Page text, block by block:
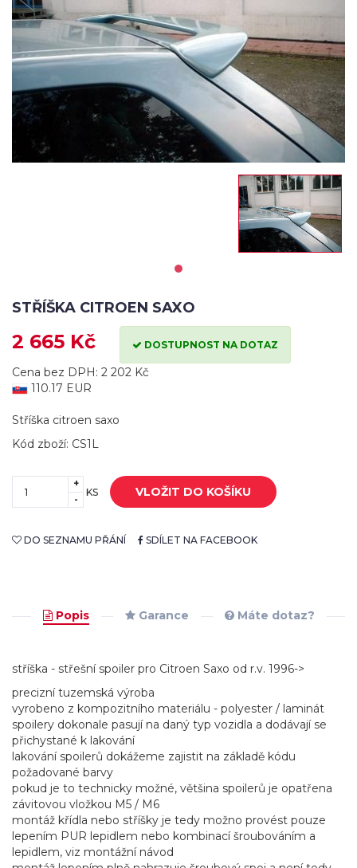
STŘÍŠKA CITROEN SAXO
2 665 Kč DOSTUPNOST NA DOTAZ
Cena bez DPH: 2 202 Kč
110.17 EUR
Stříška citroen saxo
Kód zboží: CS1L
+
-
KS VLOŽIT DO KOŠÍKU
DO SEZNAMU PŘÁNÍ SDÍLET NA FACEBOOK
Popis Garance Máte dotaz?
stříška - střešní spoiler pro Citroen Saxo od r.v. 1996->
precizní tuzemská výroba
vyrobeno z kompozitního materiálu - polyester / laminát
spoilery dokonale pasují na daný typ vozidla a dodávají se
přichystané k lakování
lakování spoilerů dokážeme zajistit na základě kódu
požadované barvy
pokud je to technicky možné, většina spoilerů je opatřena
závitovou vložkou M5 / M6
montáž křídla nebo stříšky je tedy možno provést pouze
lepením PUR lepidlem nebo kombinací šroubováním a
lepidlem, viz montážní návod